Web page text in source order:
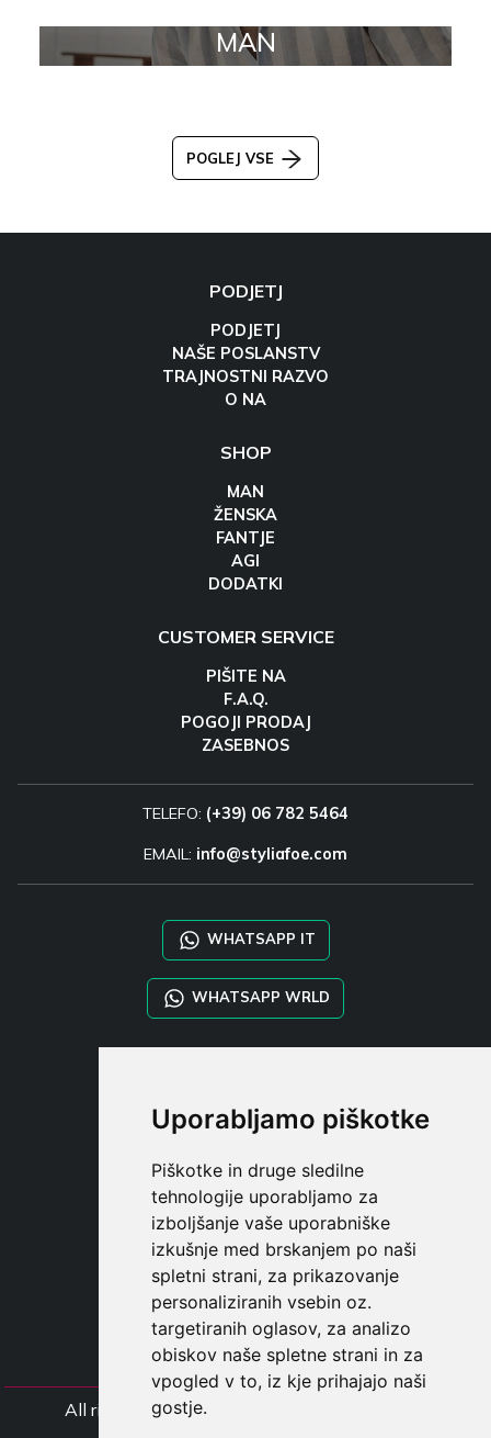
Uporabljamo piškotke
Piškotke in druge sledilne
tehnologije uporabljamo za
izboljšanje vaše uporabniške
izkušnje med brskanjem po naši
spletni strani, za prikazovanje
personaliziranih vsebin oz.
targetiranih oglasov, za analizo
obiskov naše spletne strani in za
vpogled v to, iz kje prihajajo naši
gostje.
MAN
POGLEJ VSE
PODJETJ
PODJETJ
NAŠE POSLANSTV
TRAJNOSTNI RAZVO
O NA
SHOP
MAN
ŽENSKA
FANTJE
AGI
DODATKI
CUSTOMER SERVICE
PIŠITE NA
F.A.Q.
POGOJI PRODAJ
ZASEBNOS
TELEFO: (+39) 06 782 5464
EMAIL: info@styliafoe.com
WHATSAPP IT
WHATSAPP WRLD
SHOP B2B
TAYLOR MADE ORDERS
UPORABNI
REGISTE
PRIJAVITE S
NAKUPOVALNA KOŠARIC
All rights Styliafoe s.r.l. © 2025 - Številka DD